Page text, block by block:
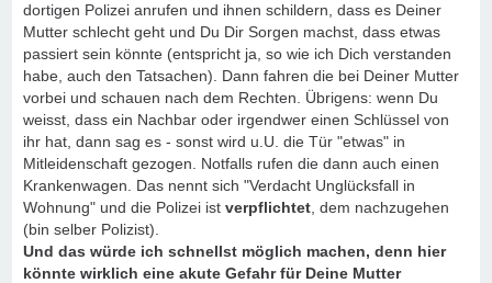
dortigen Polizei anrufen und ihnen schildern, dass es Deiner
Mutter schlecht geht und Du Dir Sorgen machst, dass etwas
passiert sein könnte (entspricht ja, so wie ich Dich verstanden
habe, auch den Tatsachen). Dann fahren die bei Deiner Mutter
vorbei und schauen nach dem Rechten. Übrigens: wenn Du
weisst, dass ein Nachbar oder irgendwer einen Schlüssel von
ihr hat, dann sag es - sonst wird u.U. die Tür "etwas" in
Mitleidenschaft gezogen. Notfalls rufen die dann auch einen
Krankenwagen. Das nennt sich "Verdacht Unglücksfall in
Wohnung" und die Polizei ist verpflichtet , dem nachzugehen
(bin selber Polizist).
Und das würde ich schnellst möglich machen, denn hier
könnte wirklich eine akute Gefahr für Deine Mutter